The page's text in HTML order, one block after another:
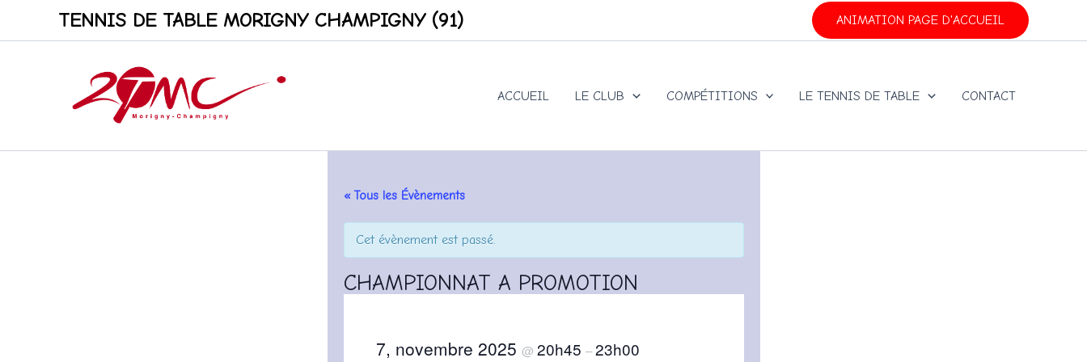
TENNIS DE TABLE MORIGNY CHAMPIGNY (91) ANIMATION PAGE D'ACCUEIL
ACCUEIL LE CLUB COMPÉTITIONS LE TENNIS DE TABLE CONTACT
« Tous les Évènements
Cet évènement est passé.
CHAMPIONNAT A PROMOTION
7, novembre 2025 @ 20h45 –23h00